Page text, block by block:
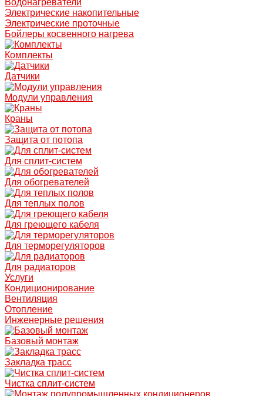
Водонагреватели
Электрические накопительные
Электрические проточные
Бойлеры косвенного нагрева
Комплекты
Датчики
Модули управления
Краны
Защита от потопа
Для сплит-систем
Для обогревателей
Для теплых полов
Для греющего кабеля
Для терморегуляторов
Для радиаторов
Услуги
Кондиционирование
Вентиляция
Отопление
Инженерные решения
Базовый монтаж
Закладка трасс
Чистка сплит-систем